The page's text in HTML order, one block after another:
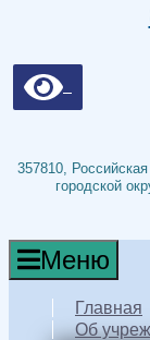
357810,
городской
Меню
Главная
Об